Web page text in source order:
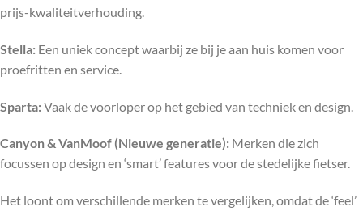
prijs-kwaliteitverhouding.
Stella: Een uniek concept waarbij ze bij je aan huis komen voor
proefritten en service.
Sparta:Vaak de voorloper op het gebied van techniek en design.
Canyon & VanMoof (Nieuwe generatie): Merken die zich
focussen op design en ‘smart’ features voor de stedelijke fietser.
Het loont om verschillende merken te vergelijken, omdat de ‘feel’